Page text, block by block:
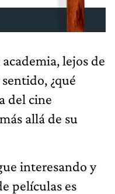
lejos de
¿qué
del cine
allá de su
interesando y
películas es